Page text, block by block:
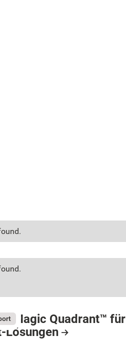
Magic Quadrant™ für
Lösungen